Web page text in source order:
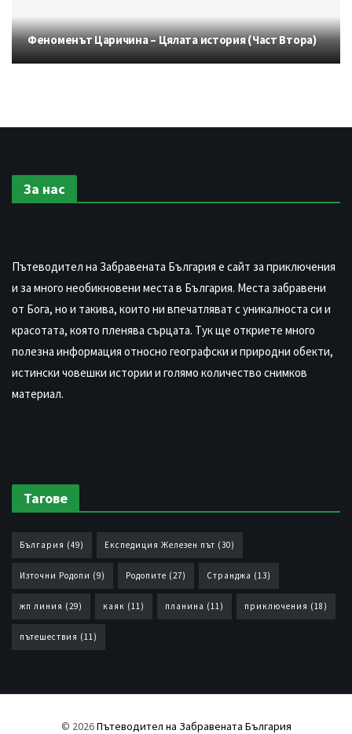
Феноменът Царичина – Цялата история (Част Втора)
За нас
Пътеводител на Забравената България е сайт за приключения
и за много необикновени места в България. Места забравени
от Бога, но и такива, които ни впечатляват с уникалноста си и
красотата, която пленява сърцата. Тук ще откриете много
полезна информация относно географски и природни обекти,
истински човешки истории и голямо количество снимков
материал.
Тагове
България (49) Експедиция Железен път (30)
Източни Родопи (9) Родопите (27) Странджа (13)
жп линия (29) каяк (11) планина (11) приключения (18)
пътешествия (11)
© 2026Пътеводител на Забравената България